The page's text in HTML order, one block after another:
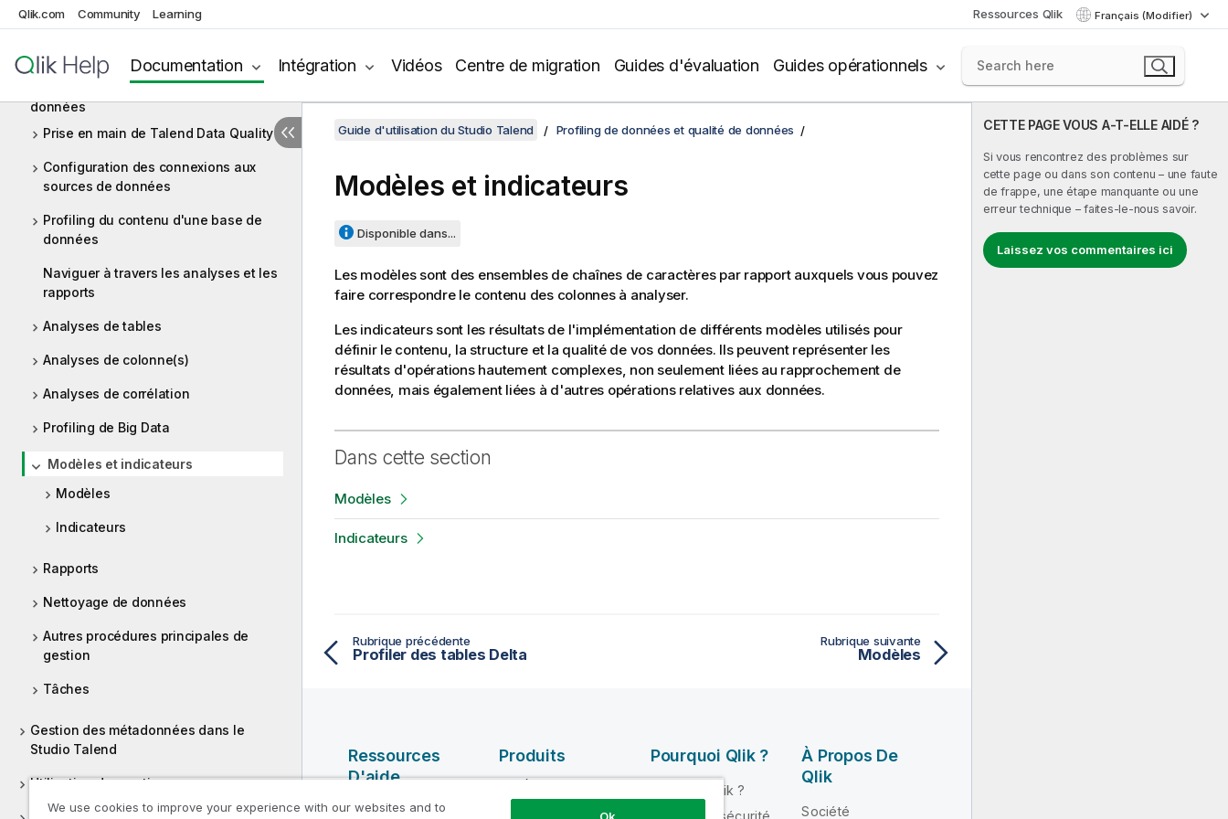
Qlik.com Community Learning Ressources Qlik Français (Modifier)
Documentation Intégration Vidéos Centre de migration Guides d'évaluation Guides opérationnels
données
Big Data
Profiling de données et qualité de
données
Prise en main de Talend Data Quality
Configuration des connexions aux
sources de données
Profiling du contenu d'une base de
données
Naviguer à travers les analyses et les
rapports
Analyses de tables
Analyses de colonne(s)
Analyses de corrélation
Profiling de Big Data
Modèles et indicateurs
Modèles
Indicateurs
Rapports
Nettoyage de données
Autres procédures principales de
gestion
Tâches
Gestion des métadonnées dans le
Studio Talend
Utilisation des routines
CETTE PAGE VOUS A-T-ELLE AIDÉ ?
Si vous rencontrez des problèmes sur
cette page ou dans son contenu – une faute
de frappe, une étape manquante ou une
erreur technique – faites-le-nous savoir.
Laissez vos commentaires ici
Guide d'utilisation du Studio Talend Profiling de données et qualité de données
Modèles et indicateurs
Disponible dans...
Les modèles sont des ensembles de chaînes de caractères par rapport auxquels vous pouvez
faire correspondre le contenu des colonnes à analyser.
Les indicateurs sont les résultats de l'implémentation de différents modèles utilisés pour
définir le contenu, la structure et la qualité de vos données. Ils peuvent représenter les
résultats d'opérations hautement complexes, non seulement liées au rapprochement de
données, mais également liées à d'autres opérations relatives aux données.
Dans cette section
Modèles
Indicateurs
Rubrique précédente
Profiler des tables Delta
Rubrique suivante
Modèles
Ressources
D'aide
Vidéos Qlik Help
Produits
QUALITÉ DE
Pourquoi Qlik ?
Pourquoi Qlik ?
Fiabilité et sécurité
À Propos De
Qlik
Société
We use cookies to improve your experience with our websites and to